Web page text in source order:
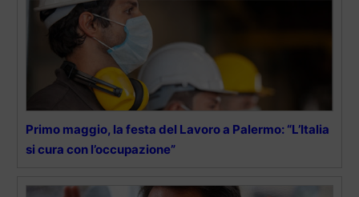
Primo maggio, la festa del Lavoro a Palermo: “L’Italia
si cura con l’occupazione”